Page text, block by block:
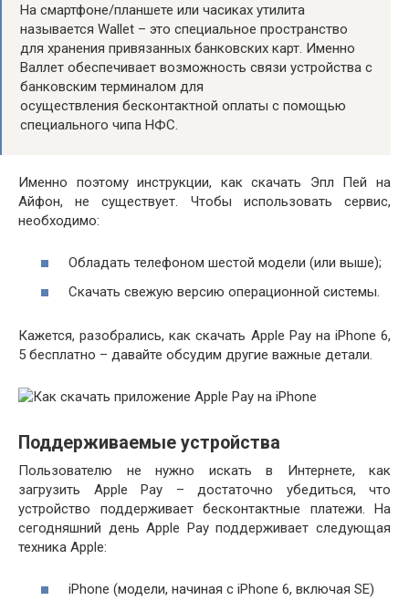
На смартфоне/планшете или часиках утилита
называется Wallet – это специальное пространство
для хранения привязанных банковских карт. Именно
Валлет обеспечивает возможность связи устройства с
банковским терминалом для
осуществления бесконтактной оплаты с помощью
специального чипа НФС.
Именно поэтому инструкции, как скачать Эпл Пей на
Айфон, не существует. Чтобы использовать сервис,
необходимо:
Обладать телефоном шестой модели (или выше);
Скачать свежую версию операционной системы.
Кажется, разобрались, как скачать Apple Pay на iPhone 6,
5 бесплатно – давайте обсудим другие важные детали.
Поддерживаемые устройства
Пользователю не нужно искать в Интернете, как
загрузить Apple Pay – достаточно убедиться, что
устройство поддерживает бесконтактные платежи. На
сегодняшний день Apple Pay поддерживает следующая
техника Apple:
iPhone (модели, начиная с iPhone 6, включая SE)